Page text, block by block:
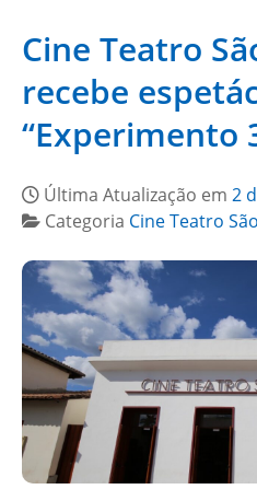
Cine Teatro
recebe
“Experimento
Última Atualização em 2
Categoria Cine Teatro